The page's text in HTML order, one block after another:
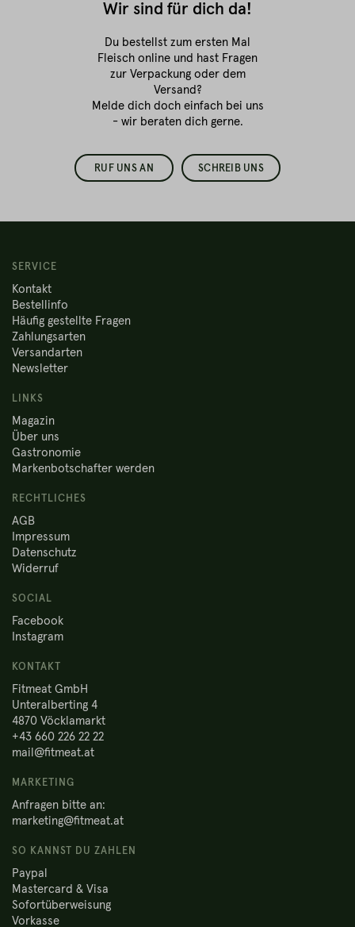
Wir sind für dich da!
Du bestellst zum ersten Mal
Fleisch online und hast Fragen
zur Verpackung oder dem
Versand?
Melde dich doch einfach bei uns
- wir beraten dich gerne.
RUF UNS AN SCHREIB UNS
SERVICE
Kontakt
Bestellinfo
Häufig gestellte Fragen
Zahlungsarten
Versandarten
Newsletter
LINKS
Magazin
Über uns
Gastronomie
Markenbotschafter werden
RECHTLICHES
AGB
Impressum
Datenschutz
Widerruf
SOCIAL
Facebook
Instagram
KONTAKT
Fitmeat GmbH
Unteralberting 4
4870 Vöcklamarkt
+43 660 226 22 22
mail@fitmeat.at
MARKETING
Anfragen bitte an:
marketing@fitmeat.at
SO KANNST DU ZAHLEN
Paypal
Mastercard & Visa
Sofortüberweisung
Vorkasse